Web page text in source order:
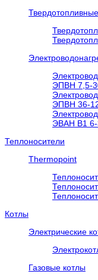
ЭПВН 7,5-
ЭПВН 36-
ЭВАН В1
Теплоносители
Thermopoint
Котлы
Электрические
Газовые котлы